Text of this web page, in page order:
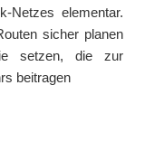
Netzes elementar.
sicher planen
setzen, die zur
beitragen